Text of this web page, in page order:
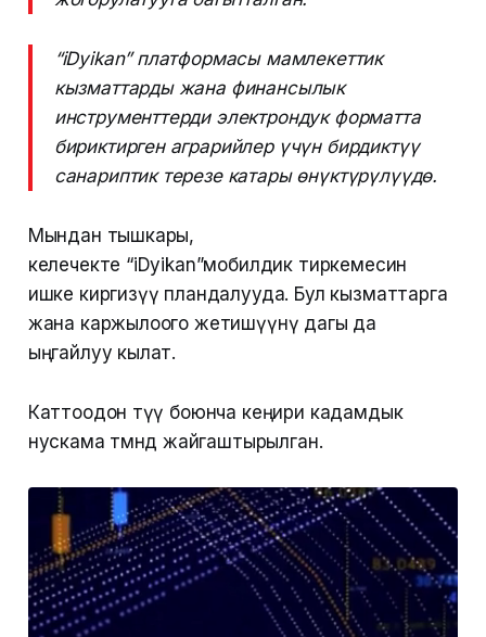
“iDyikan” платформасы мамлекеттик
кызматтарды жана финансылык
инструменттерди электрондук форматта
бириктирген аграрийлер үчүн бирдиктүү
санариптик терезе катары өнүктүрүлүүдө.
Мындан тышкары,
келечекте “iDyikan”мобилдик тиркемесин
ишке киргизүү пландалууда. Бул кызматтарга
жана каржылоого жетишүүнү дагы да
ыңгайлуу кылат.
Каттоодон өтүү боюнча кеңири кадамдык
нускама төмөндө жайгаштырылган.